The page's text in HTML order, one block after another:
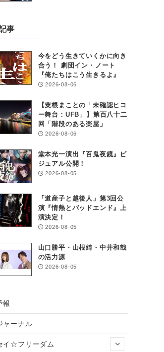
事
今をどう生きていくかに向き
合う！ 劇団イン・ノート
『俺たちはこう生きるよ』
2026-08-06
【粟根まことの「未確認ヒコ
ー舞台：UFB」】第百八十二
回「階段のある楽屋」
2026-08-06
堂本光一演出『百鬼夜鏡』ビ
ジュアル公開！
2026-08-05
「道産子と越後人」第3回公
演『情熱とバッドエンド』上
演決定！
2026-08-05
山口勝平・山根綺・中井和哉
の活力源
2026-08-05
報
ャーナル
イ☆フリーダム